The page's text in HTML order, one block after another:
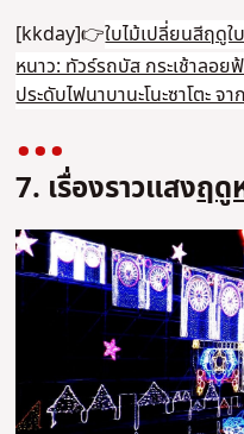
[kkday]👉ใบไม้เปลี่ยนสีฤดูใ
หนาว: ทัวร์รถบัส กระเช้าลอย
ประดับไฟนาบานะโนะซาโตะ
7. เรื่องราวแสงฤดู